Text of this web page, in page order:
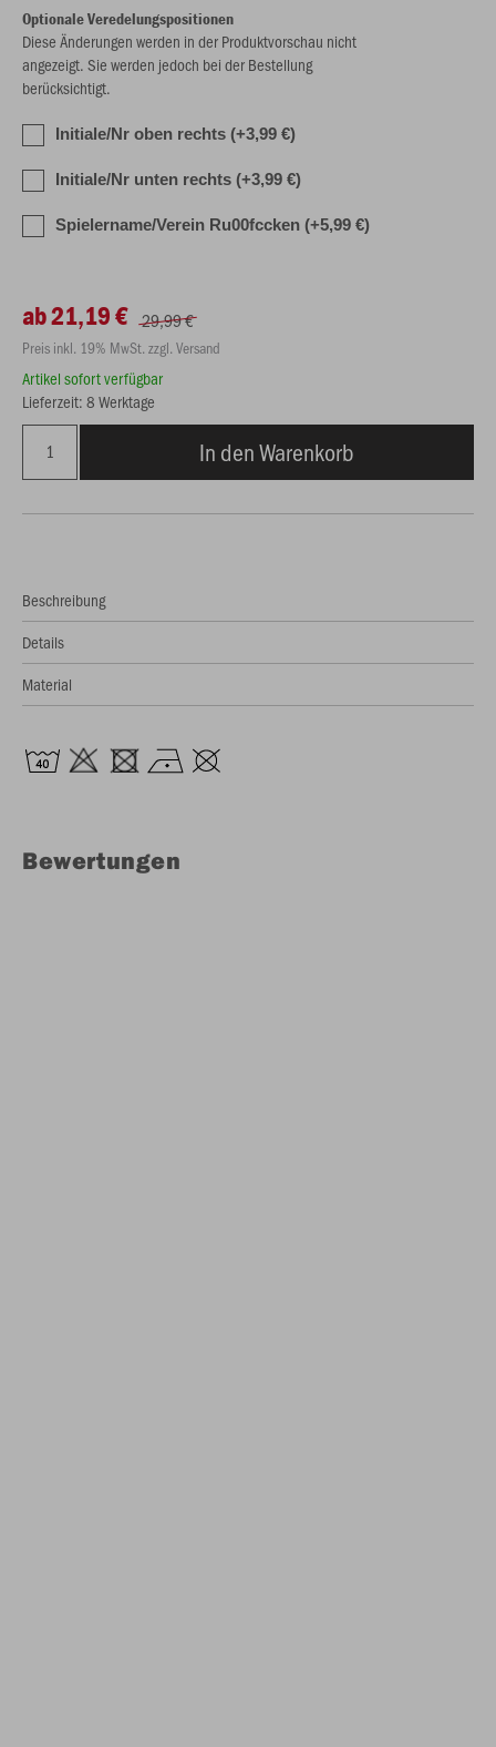
Optionale Veredelungspositionen
Diese Änderungen werden in der Produktvorschau nicht
angezeigt. Sie werden jedoch bei der Bestellung
berücksichtigt.
Initiale/Nr oben rechts (+3,99 €)
Initiale/Nr unten rechts (+3,99 €)
Spielername/Verein Ru00fccken (+5,99 €)
ab 21,19 € 29,99 €
Preis inkl. 19% MwSt. zzgl. Versand
Artikel sofort verfügbar
Lieferzeit: 8 Werktage
In den Warenkorb
Beschreibung
Details
Material
Bewertungen